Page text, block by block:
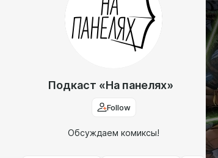
Подкаст «На панелях»
Follow
Обсуждаем комиксы!